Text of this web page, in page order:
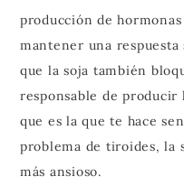
producción de
mantener una respuesta
que la soja también
responsable de
que es la que te hace
problema de tiroides, la
más ansioso.